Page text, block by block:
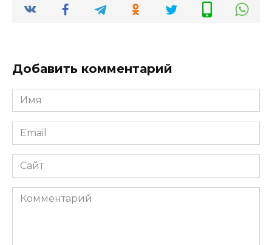
Добавить комментарий
Имя
*
Email
*
Сайт
Комментарий